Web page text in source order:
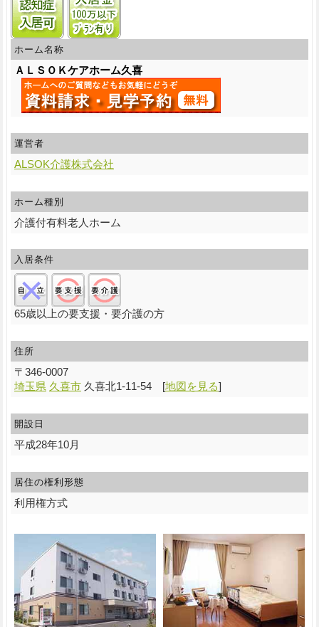
ホーム名称
ＡＬＳＯＫケアホーム久喜
運営者
ALSOK介護株式会社
ホーム種別
介護付有料老人ホーム
入居条件
65歳以上の要支援・要介護の方
住所
〒 346-0007
埼玉県 久喜市 久喜北1-11-54[地図を見る]
開設日
平成28年10月
居住の権利形態
利用権方式